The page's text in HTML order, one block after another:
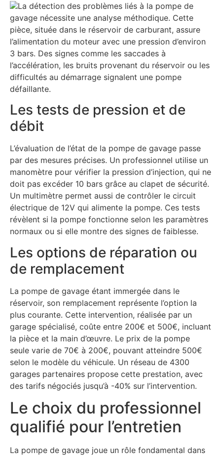
La détection des problèmes liés à la pompe de
gavage nécessite une analyse méthodique. Cette
pièce, située dans le réservoir de carburant, assure
l’alimentation du moteur avec une pression d’environ
3 bars. Des signes comme les saccades à
l’accélération, les bruits provenant du réservoir ou les
difficultés au démarrage signalent une pompe
défaillante.
Les tests de pression et de
débit
L’évaluation de l’état de la pompe de gavage passe
par des mesures précises. Un professionnel utilise un
manomètre pour vérifier la pression d’injection, qui ne
doit pas excéder 10 bars grâce au clapet de sécurité.
Un multimètre permet aussi de contrôler le circuit
électrique de 12V qui alimente la pompe. Ces tests
révèlent si la pompe fonctionne selon les paramètres
normaux ou si elle montre des signes de faiblesse.
Les options de réparation ou
de remplacement
La pompe de gavage étant immergée dans le
réservoir, son remplacement représente l’option la
plus courante. Cette intervention, réalisée par un
garage spécialisé, coûte entre 200€ et 500€, incluant
la pièce et la main d’œuvre. Le prix de la pompe
seule varie de 70€ à 200€, pouvant atteindre 500€
selon le modèle du véhicule. Un réseau de 4300
garages partenaires propose cette prestation, avec
des tarifs négociés jusqu’à -40% sur l’intervention.
Le choix du professionnel
qualifié pour l’entretien
La pompe de gavage joue un rôle fondamental dans